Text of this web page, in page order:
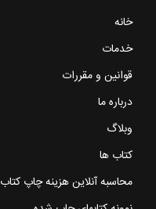
خانه
خدمات
قوانین و مقررات
درباره ما
وبلاگ
کتاب ها
محاسبه آنلاین هزینه چاپ کتاب